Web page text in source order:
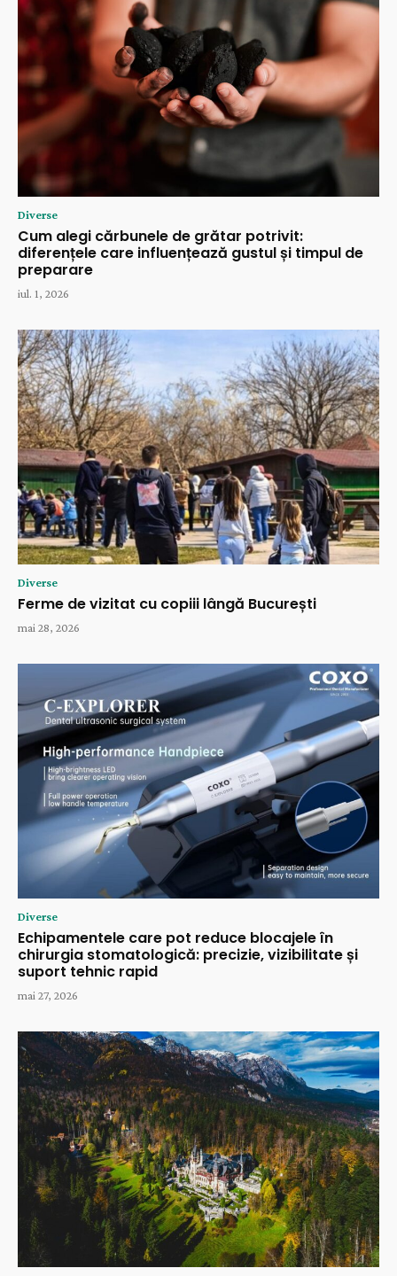
Diverse
Cum alegi cărbunele de grătar potrivit:
diferențele care influențează gustul și timpul de
preparare
iul. 1, 2026
Diverse
Ferme de vizitat cu copiii lângă București
mai 28, 2026
Diverse
Echipamentele care pot reduce blocajele în
chirurgia stomatologică: precizie, vizibilitate și
suport tehnic rapid
mai 27, 2026